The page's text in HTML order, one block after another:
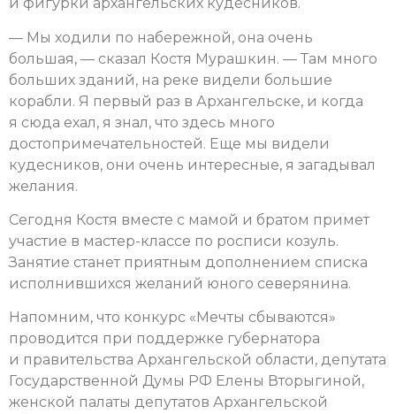
— Мы ходили по набережной, она очень
большая, — сказал Костя Мурашкин. — Там много
больших зданий, на реке видели большие
корабли. Я первый раз в Архангельске, и когда
я сюда ехал, я знал, что здесь много
достопримечательностей. Еще мы видели
кудесников, они очень интересные, я загадывал
желания.
Сегодня Костя вместе с мамой и братом примет
участие в мастер-классе по росписи козуль.
Занятие станет приятным дополнением списка
исполнившихся желаний юного северянина.
Напомним, что конкурс «Мечты сбываются»
проводится при поддержке губернатора
и правительства Архангельской области, депутата
Государственной Думы РФ Елены Вторыгиной,
женской палаты депутатов Архангельской